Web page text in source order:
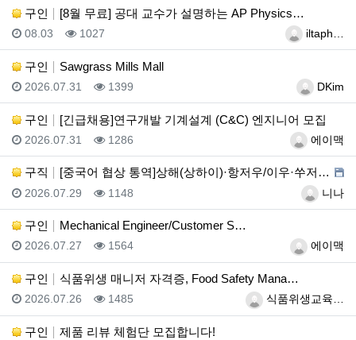
구인 [8월 무료] 공대 교수가 설명하는 AP Physics…
등록자iltaph…
등록일
08.03 조회
1027
구인 Sawgrass Mills Mall
등록자DKim
등록일
2026.07.31 조회
1399
구인 [긴급채용]연구개발 기계설계 (C&C) 엔지니어 모집
등록자에이맥
등록일
2026.07.31 조회
1286
구직 [중국어 협상 통역]상해(상하이)·항저우/이우·쑤저우 …
등록자니나
등록일
2026.07.29 조회
1148
구인 Mechanical Engineer/Customer S…
등록자에이맥
등록일
2026.07.27 조회
1564
구인 식품위생 매니저 자격증, Food Safety Mana…
등록자식품위생교육…
등록일
2026.07.26 조회
1485
구인 제품 리뷰 체험단 모집합니다!